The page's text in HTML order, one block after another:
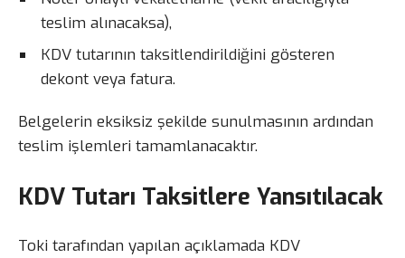
teslim alınacaksa),
KDV tutarının taksitlendirildiğini gösteren
dekont veya fatura.
Belgelerin eksiksiz şekilde sunulmasının ardından
teslim işlemleri tamamlanacaktır.
KDV Tutarı Taksitlere Yansıtılacak
Toki tarafından yapılan açıklamada KDV